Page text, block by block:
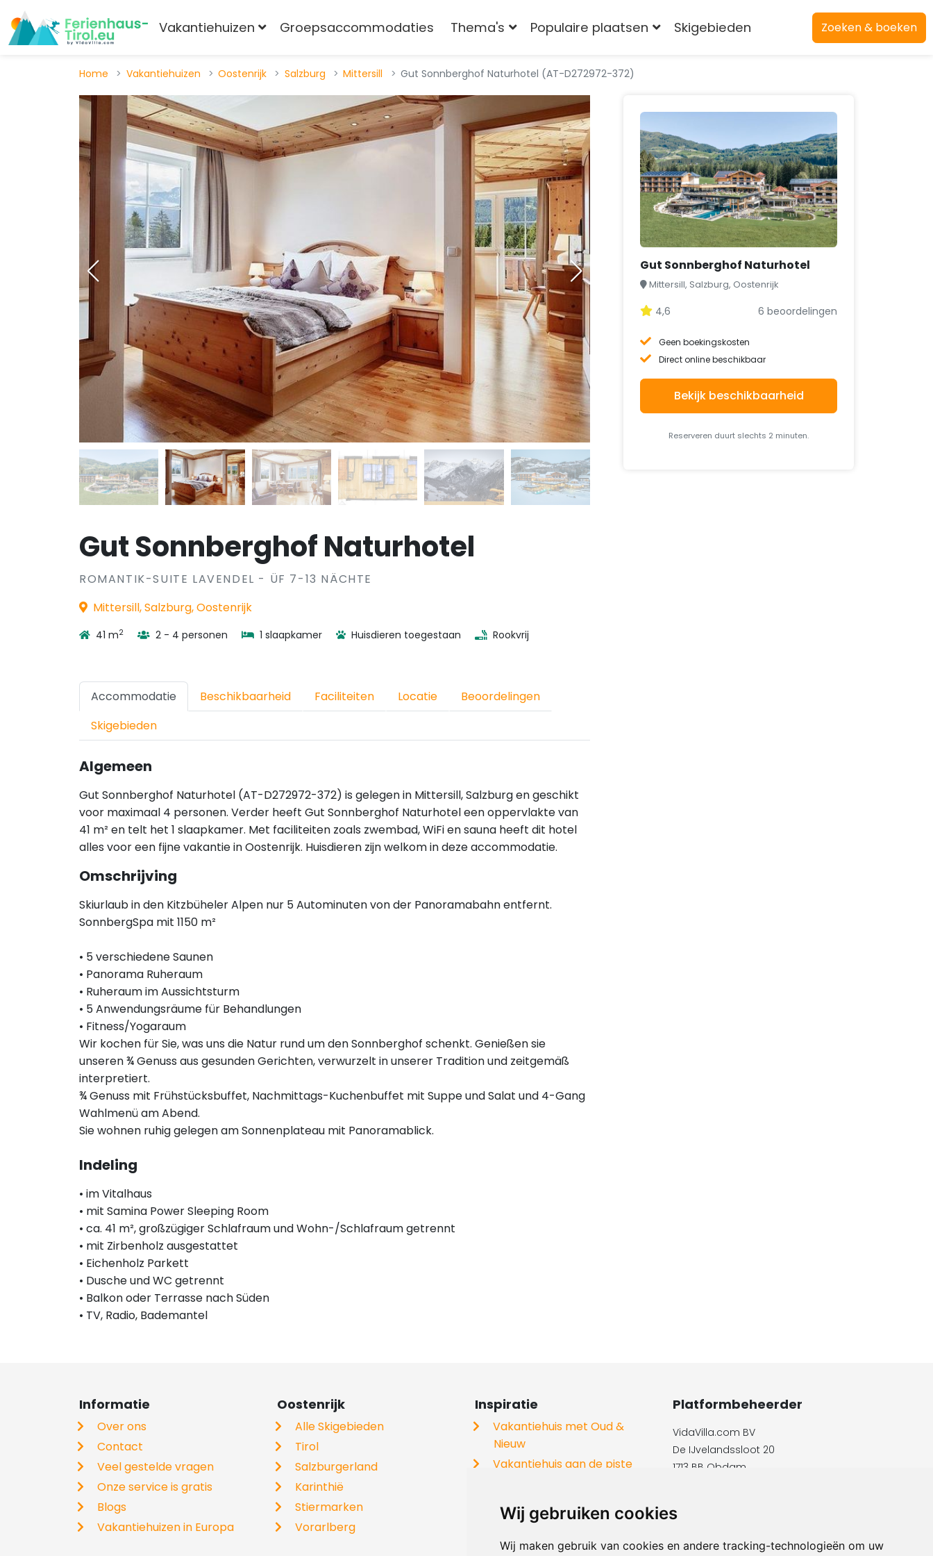
Wij gebruiken cookies
Wij maken gebruik van cookies en andere tracking-technologieën om uw
Vakantiehuizen Groepsaccommodaties Thema's Populaire plaatsen Skigebieden Zoeken & boeken
Home Vakantiehuizen Oostenrijk Salzburg Mittersill Gut Sonnberghof Naturhotel (AT-D272972-372)
Gut Sonnberghof Naturhotel
ROMANTIK-SUITE LAVENDEL - ÜF 7-13 NÄCHTE
Mittersill, Salzburg, Oostenrijk
41 m2 2 - 4 personen 1 slaapkamer Huisdieren toegestaan Rookvrij
Accommodatie Beschikbaarheid Faciliteiten Locatie
Beoordelingen
Skigebieden
Algemeen
Gut Sonnberghof Naturhotel (AT-D272972-372) is gelegen in Mittersill, Salzburg en geschikt
voor maximaal 4 personen. Verder heeft Gut Sonnberghof Naturhotel een oppervlakte van
41 m² en telt het 1 slaapkamer. Met faciliteiten zoals zwembad, WiFi en sauna heeft dit hotel
alles voor een fijne vakantie in Oostenrijk. Huisdieren zijn welkom in deze accommodatie.
Omschrijving
Skiurlaub in den Kitzbüheler Alpen nur 5 Autominuten von der Panoramabahn entfernt.
SonnbergSpa mit 1150 m²
• 5 verschiedene Saunen
• Panorama Ruheraum
• Ruheraum im Aussichtsturm
• 5 Anwendungsräume für Behandlungen
• Fitness/Yogaraum
Wir kochen für Sie, was uns die Natur rund um den Sonnberghof schenkt. Genießen sie
unseren ¾ Genuss aus gesunden Gerichten, verwurzelt in unserer Tradition und zeitgemäß
interpretiert.
¾ Genuss mit Frühstücksbuffet, Nachmittags-Kuchenbuffet mit Suppe und Salat und 4-Gang
Wahlmenü am Abend.
Sie wohnen ruhig gelegen am Sonnenplateau mit Panoramablick.
Indeling
• im Vitalhaus
• mit Samina Power Sleeping Room
• ca. 41 m², großzügiger Schlafraum und Wohn-/Schlafraum getrennt
• mit Zirbenholz ausgestattet
• Eichenholz Parkett
• Dusche und WC getrennt
• Balkon oder Terrasse nach Süden
• TV, Radio, Bademantel
Gut Sonnberghof Naturhotel
Mittersill, Salzburg, Oostenrijk
4,6 6 beoordelingen
Geen boekingskosten
Direct online beschikbaar
Bekijk beschikbaarheid
Reserveren duurt slechts 2 minuten.
Informatie
Over ons
Contact
Veel gestelde vragen
Onze service is gratis
Blogs
Vakantiehuizen in Europa
Oostenrijk
Alle Skigebieden
Tirol
Salzburgerland
Karinthië
Stiermarken
Vorarlberg
Inspiratie
Vakantiehuis met Oud &
Nieuw
Vakantiehuis aan de piste
Groepshuizen
Skivakantie
Chalets
Platformbeheerder
VidaVilla.com BV
De IJvelandssloot 20
1713 BB Obdam
Ust-ID: NL855781919B01